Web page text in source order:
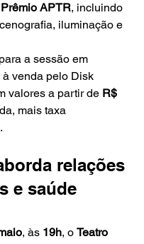
Prêmio APTR, incluindo
iluminação e
a sessão em
venda pelo Disk
valores a partir de R$
mais taxa
relações
e saúde
, às 19h, o Teatro